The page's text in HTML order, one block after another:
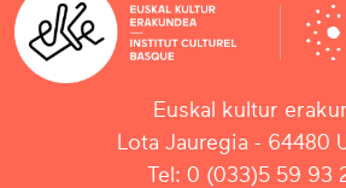
Euskal kultur
Lota Jauregia - 64480
Tel: 0 (033)5 59 93